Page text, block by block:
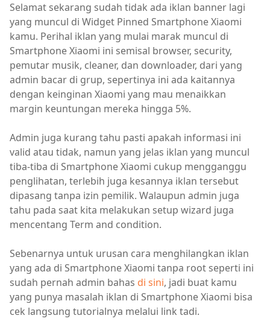
Selamat sekarang sudah tidak ada iklan banner lagi
yang muncul di Widget Pinned Smartphone Xiaomi
kamu. Perihal iklan yang mulai marak muncul di
Smartphone Xiaomi ini semisal browser, security,
pemutar musik, cleaner, dan downloader, dari yang
admin bacar di grup, sepertinya ini ada kaitannya
dengan keinginan Xiaomi yang mau menaikkan
margin keuntungan mereka hingga 5%.
Admin juga kurang tahu pasti apakah informasi ini
valid atau tidak, namun yang jelas iklan yang muncul
tiba-tiba di Smartphone Xiaomi cukup mengganggu
penglihatan, terlebih juga kesannya iklan tersebut
dipasang tanpa izin pemilik. Walaupun admin juga
tahu pada saat kita melakukan setup wizard juga
mencentang Term and condition.
Sebenarnya untuk urusan cara menghilangkan iklan
yang ada di Smartphone Xiaomi tanpa root seperti ini
sudah pernah admin bahas di sini, jadi buat kamu
yang punya masalah iklan di Smartphone Xiaomi bisa
cek langsung tutorialnya melalui link tadi.